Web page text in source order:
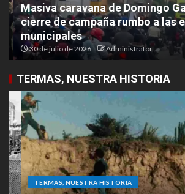
Masiva caravana de Domingo
cierre de campaña rumbo a las
municipales
30 de julio de 2026 Administrator
TERMAS, NUESTRA HISTORIA
TERMAS, NUESTRA HISTORIA